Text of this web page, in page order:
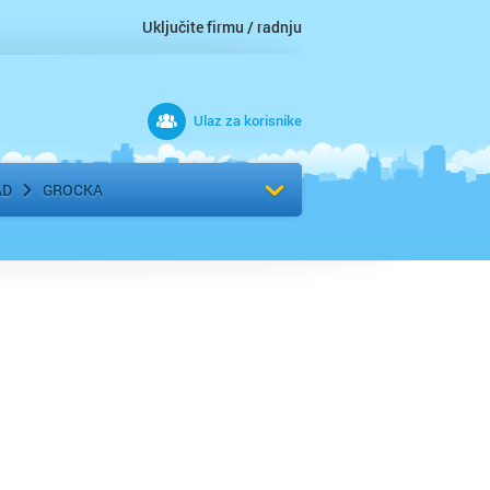
Uključite firmu / radnju
Ulaz za korisnike
GROCKA